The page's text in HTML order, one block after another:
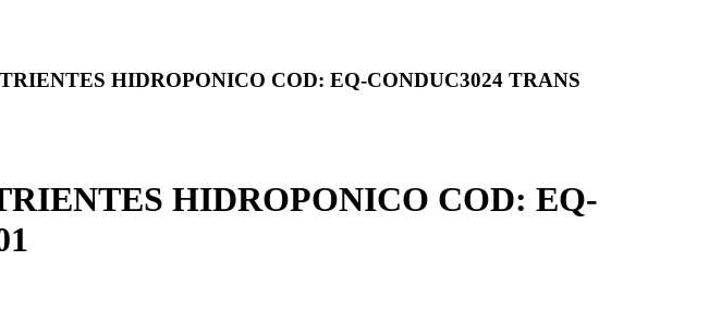
HIDROPONICO COD: EQ-CONDUC3024 TRANS
HIDROPONICO COD: EQ-